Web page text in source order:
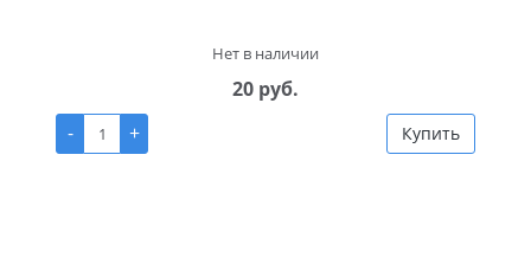
Нет в наличии
20 руб.
-
+ Купить